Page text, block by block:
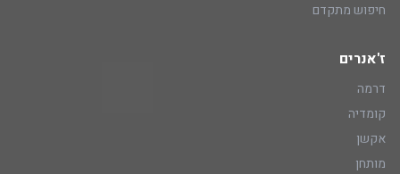
חיפוש מתקדם
ז'אנרים
דרמה
קומדיה
אקשן
מותחן